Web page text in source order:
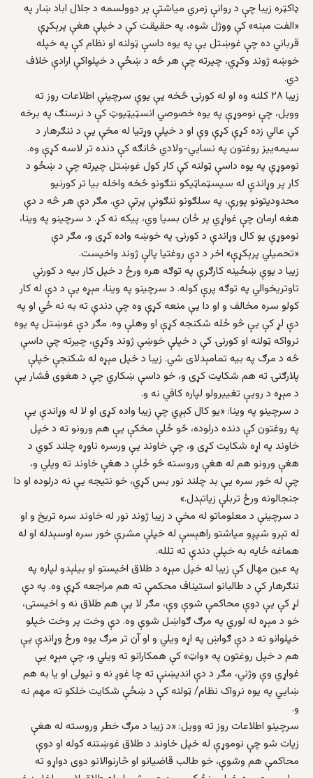
ډاکټره زیبا چې د روانې زمري میاشتې پر دوولسمه د جلال اباد ښار په
«الفت مېنه» کې ووژل شوه، په حقیقت کې د خپلې هغې پرېکړې
قرباني ده چې غوښتل یې په یوه داسې ټولنه او نظام کې په خپله
خوښه ژوند وکړي، چیرته چې هر څه د ښځې د خپلواکې ارادې خلاف
دي.
زیبا ۲۸ کلنه وه او له کورنۍ څخه یې یوې سرچینې اطلاعات روز ته
وویل، چې نوموړې په یوه خصوصي انسټیټیوټ کې د نرسنګ په برخه
کې عالي زده کړې کړې وې او د خپلې وړتیا له مخې یې د ننګرهار د
سیمه‌ییز روغتون په نسایي-ولادي څانګه کې دنده تر لاسه کړې وه.
نوموړې په یوه داسې ټولنه کې کار کول غوښتل چیرته چې د ښځو د
کار پر وړاندې له سیسټماټیکو ننګونو څخه واخله بیا تر کورنيو
محدودیتونو پورې، په سلګونو ننګونې پرتې دي. مګر دې هر څه د دې
هغه ارمان چې غواړي پر ځان بسیا وي، پیکه نه کړ. د سرچینو په وینا،
نوموړې یو کال وړاندې د کورنۍ په خوښه واده کړی و، مګر دې
«تحمیلي پرېکړې» اخر د دې روغتیا پالې ژوند واخیست.
زیبا د یوې ښځینه کارګرې په توګه هره ورځ د خپل کار بیه د کورني
تاوتریخوالي په توګه پرې کوله. د سرچینو په وینا، مېړه یې د دې له کار
کولو سره مخالف و او دا یې منعه کړې وه چې دندې ته به نه ځي او په
دې لړ کې یې څو ځله شکنجه کړې او وهلې وه. مګر دې غوښتل په یوه
نرواکه ټولنه او کورنۍ کې د خپلې خوښې ژوند وکړي، چیرته چې داسې
څه د مرګ په بیه تمامېدلای شي. زیبا د خپل مېړه له شکنجې خپلې
پلارګنۍ ته هم شکایت کړی و، خو داسې ښکاري چې د هغوی فشار یې
د مېړه د رویې تغییرولو لپاره کافي نه و.
د سرچینو په وینا: «یو کال کېږي چې زیبا واده کړی او لا له وړاندې یې
په روغتون کې دنده درلوده، څو ځلې مخکې یې هم ورونو ته د خپل
خاوند په اړه شکایت کړی و، چې خاوند یې ورسره ناوړه چلند کوي د
هغې ورونو هم له هغې وروسته څو ځلې د هغې خاوند ته ویلي و،
چې له خور سره یې بد چلند نور بس کړي، خو نتیجه یې نه درلوده او دا
جنجالونه ورځ تربلې زیاتېدل.»
د سرچینې د معلوماتو له مخې د زیبا ژوند نور له خاوند سره تریخ و او
له تېرو شپږو میاشتو راهېسې له خپلې مشرې خور سره اوسېدله او له
هماغه ځایه به خپلې دندې ته تلله.
په عین مهال کې زیبا له خپل مېړه د طلاق اخیستو او بیلېدو لپاره په
ننګرهار کې د طالبانو استیناف محکمې ته هم مراجعه کړې وه. په دې
لړ کې یې دوې محاکمې شوې وې، مګر لا یې هم طلاق نه و اخیستی،
خو د مېړه له لوري په مرګ ګواښل شوې وه. دې وخت پر وخت خپلو
خپلوانو ته د دې ګواښ په اړه ویلي و او آن تر مرګ یوه ورځ وړاندې یې
هم د خپل روغتون په «واټ» کې همکارانو ته ویلي و، چې مېړه یې
غواړي وې وژني، مګر د دې اندیښنې ته چا غوږ نه و نیولی او یا به هم
ښایي په یوه نرواک نظام/ ټولنه کې د ښځې شکایت خلکو ته مهم نه
و.
سرچینو اطلاعات روز ته وویل: «د زیبا د مرګ خطر وروسته له هغې
زیات شو چې نوموړې له خپل خاوند د طلاق غوښتنه کوله او دوې
محاکمې هم وشوې، خو طالب قاضیانو او څارنوالانو دوی دواړو ته